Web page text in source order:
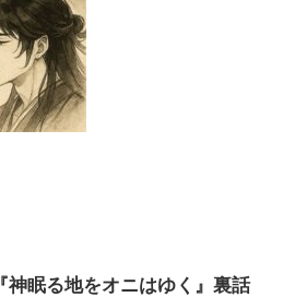
『神眠る地をオニはゆく』裏話